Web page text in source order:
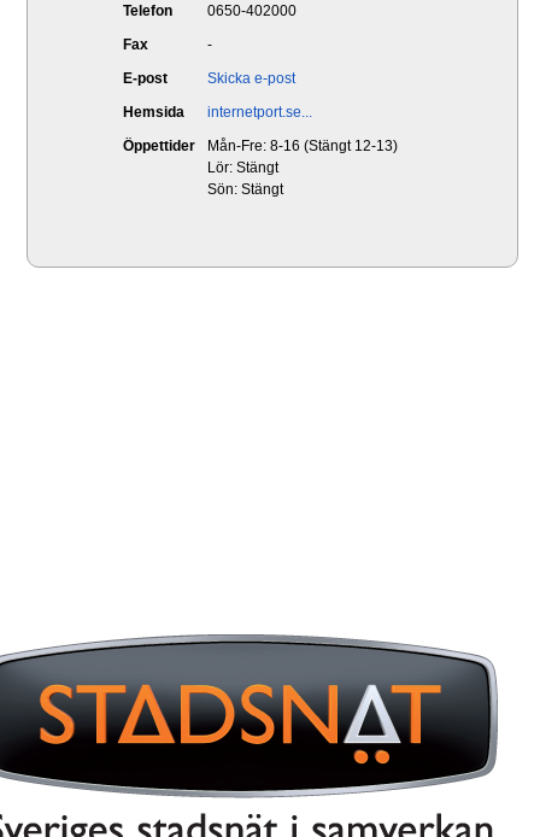
Telefon
0650-402000
Fax
-
E-post
Skicka e-post
Hemsida
internetport.se...
Öppettider
Mån-Fre: 8-16 (Stängt 12-13)
Lör: Stängt
Sön: Stängt